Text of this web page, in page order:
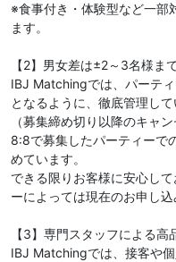
※食事付き・体験型など一部
ます。
【2】男女差は±2～3名様ま
IBJ Matchingでは、パーテ
となるように、徹底管理して
（募集締め切り以降のキャ
8:8で募集したパーティーで
めています。
できる限りお客様に安心し
ーによっては現在のお申し込
【3】専門スタッフによる高
IBJ Matchingでは、接客や